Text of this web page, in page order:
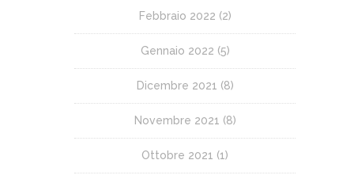
Febbraio 2022 (2)
Gennaio 2022 (5)
Dicembre 2021 (8)
Novembre 2021 (8)
Ottobre 2021 (1)